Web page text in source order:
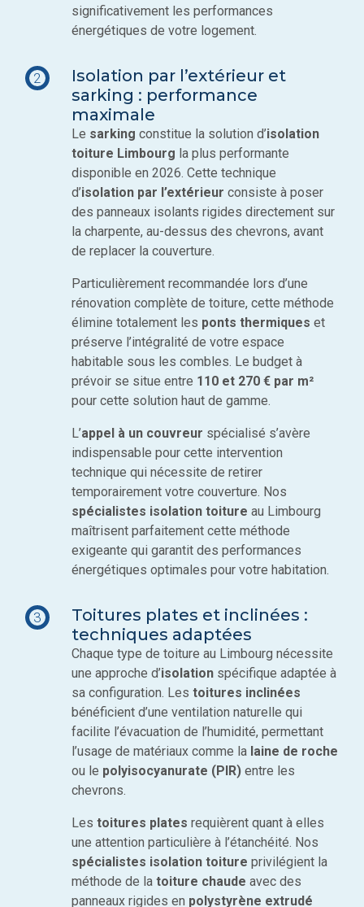
significativement les performances
énergétiques de votre logement.
2
Isolation par l’extérieur et
sarking : performance
maximale
Le sarking constitue la solution d’isolation
toiture Limbourg la plus performante
disponible en 2026. Cette technique
d’isolation par l’extérieur consiste à poser
des panneaux isolants rigides directement sur
la charpente, au-dessus des chevrons, avant
de replacer la couverture.
Particulièrement recommandée lors d’une
rénovation complète de toiture, cette méthode
élimine totalement les ponts thermiques et
préserve l’intégralité de votre espace
habitable sous les combles. Le budget à
prévoir se situe entre 110 et 270 € par m²
pour cette solution haut de gamme.
L’appel à un couvreur spécialisé s’avère
indispensable pour cette intervention
technique qui nécessite de retirer
temporairement votre couverture. Nos
spécialistes isolation toiture au Limbourg
maîtrisent parfaitement cette méthode
exigeante qui garantit des performances
énergétiques optimales pour votre habitation.
3
Toitures plates et inclinées :
techniques adaptées
Chaque type de toiture au Limbourg nécessite
une approche d’isolationspécifique adaptée à
sa configuration. Les toitures inclinées
bénéficient d’une ventilation naturelle qui
facilite l’évacuation de l’humidité, permettant
l’usage de matériaux comme la laine de roche
ou le polyisocyanurate (PIR)entre les
chevrons.
Les toitures plates requièrent quant à elles
une attention particulière à l’étanchéité. Nos
spécialistes isolation toiture privilégient la
méthode de la toiture chaude avec des
panneaux rigides en polystyrène extrudé